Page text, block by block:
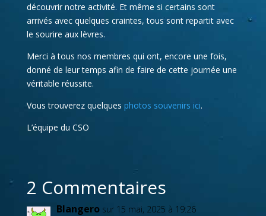
découvrir notre activité. Et même si certains sont
arrivés avec quelques craintes, tous sont repartit avec
le sourire aux lèvres.
Merci à tous nos membres qui ont, encore une fois,
donné de leur temps afin de faire de cette journée une
véritable réussite.
Vous trouverez quelques photos souvenirs ici.
L’équipe du CSO
2 Commentaires
Blangero sur 15 mai, 2025 à 19:26